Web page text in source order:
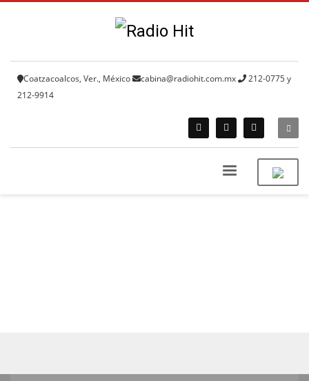
Coatzacoalcos, Ver., México cabina@radiohit.com.mx
212-0775 y
212-9914